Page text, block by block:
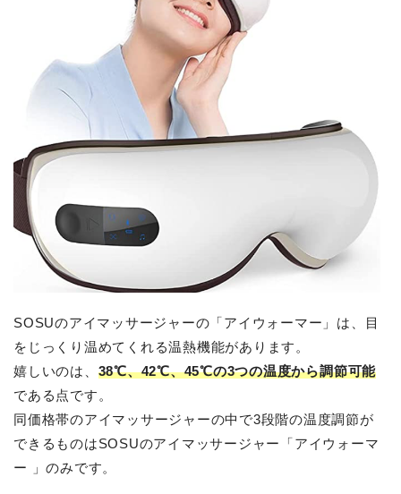
SOSUのアイマッサージャーの「アイウォーマー」は、目
をじっくり温めてくれる温熱機能があります。
嬉しいのは、 38℃、42℃、45℃の3つの温度から調節可能
である点です。
同価格帯のアイマッサージャーの中で3段階の温度調節が
できるものはSOSUのアイマッサージャー「アイウォーマ
ー 」のみです。